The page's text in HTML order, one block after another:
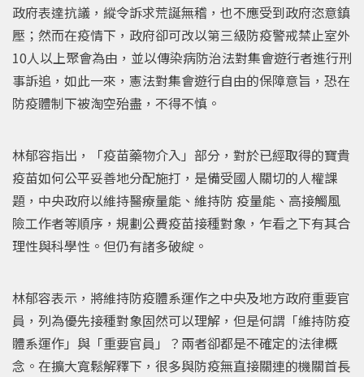
政府表達抗議，縱令訴求荒誕無稽，也不應受到政府恣意鎮
壓；然而在疫情下，政府卻可改以第三級防疫警戒禁止室外
10人以上聚會為由，並以傳染病防治法對集會遊行者進行刑
事訴追，如此一來，憲法對集會遊行自由的保障意旨，恐在
防疫體制下被淘空殆盡，不得不慎。
林郁容指出，「疫苗藥物介入」部分，對於已經取得的寶貴
疫苗如何公平妥善地分配施打，是備受國人關切的人權課
題，中央政府以維持醫療量能、維持防 疫量能、高接觸風
險工作者等順序，規劃公費疫苗接種對象，乍看之下有其合
理性與科學性。但仍有諸多破綻。
林郁容表示，將維持防疫體系運作之中央及地方政府重要官
員，列為優先接種對象固然可以理解，但是何謂「維持防疫
體系運作」與「重要官員」？兩者卻都是不確定的法律概
念。在擴大寬鬆解釋下，很多與防疫無直接關連的機關首長